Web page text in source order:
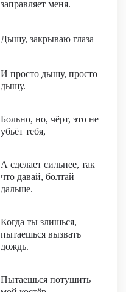
заправляет меня.
Дышу, закрываю глаза
И просто дышу, просто
дышу.
Больно, но, чёрт, это не
убьёт тебя,
А сделает сильнее, так
что давай, болтай
дальше.
Когда ты злишься,
пытаешься вызвать
дождь.
Пытаешься потушить